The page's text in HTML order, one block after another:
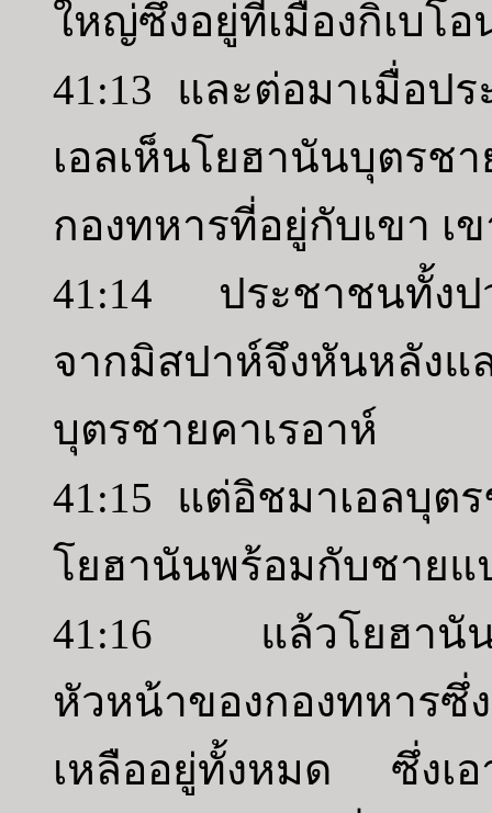
ใหญ่ซึ่งอยู่ที่เมืองกิเบโอ
41:13 และต่อมาเมื่อป
เอลเห็นโยฮานันบุตรช
กองทหารที่อยู่กับเขา เ
41:14 ประชาชนทั้งปว
จากมิสปาห์จึงหันหลัง
บุตรชายคาเรอาห์
41:15 แต่อิชมาเอลบุต
โยฮานันพร้อมกับชาย
41:16 แล้วโยฮานันบุ
หัวหน้าของกองทหาร
เหลืออยู่ทั้งหมด ซึ่งเอ